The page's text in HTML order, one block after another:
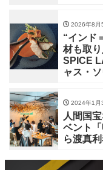
2026年8月
“インド
材も取
SPICE
ャス・
2024年1月
人間国
ベント
ら渡真